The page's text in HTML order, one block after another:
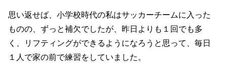
思い返せば、小学校時代の私はサッカーチームに入った
ものの、ずっと補欠でしたが、昨日よりも１回でも多
く、リフティングができるようになろうと思って、毎日
１人で家の前で練習をしていました。